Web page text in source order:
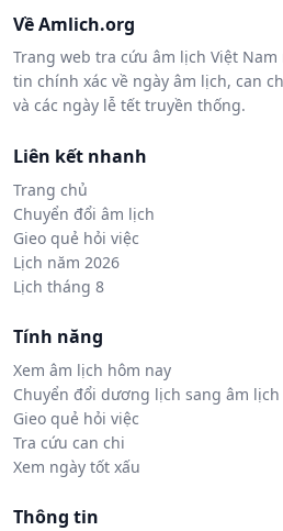
Về Amlich.org
Trang web tra cứu âm lịch Việt
tin chính xác về ngày âm lịch, can
và các ngày lễ tết truyền thống.
Liên kết nhanh
Trang chủ
Chuyển đổi âm lịch
Gieo quẻ hỏi việc
Lịch năm 2026
Lịch tháng 8
Tính năng
Xem âm lịch hôm nay
Chuyển đổi dương lịch sang âm lịch
Gieo quẻ hỏi việc
Tra cứu can chi
Xem ngày tốt xấu
Thông tin